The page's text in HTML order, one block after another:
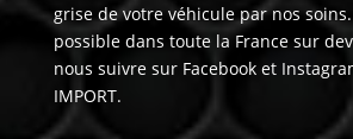
grise de votre véhicule par nos
possible dans toute la France sur
nous suivre sur Facebook et
IMPORT.